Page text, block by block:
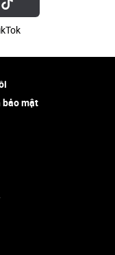
bảo mật